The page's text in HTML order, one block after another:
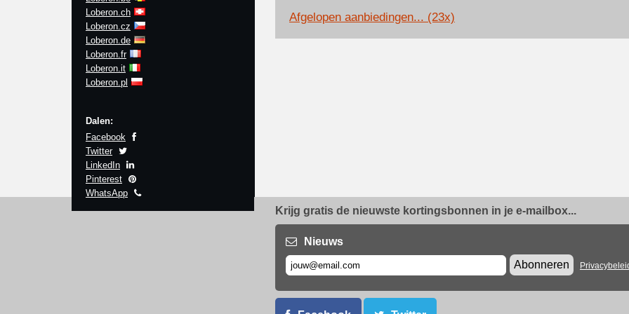
Loberon.ch
Loberon.cz
Loberon.de
Loberon.fr
Loberon.it
Loberon.pl
Dalen:
Facebook
Twitter
LinkedIn
Pinterest
WhatsApp
Afgelopen aanbiedingen... (23x)
Krijg gratis de nieuwste kortingsbonnen in je e-mailbox...
Nieuws
Abonneren